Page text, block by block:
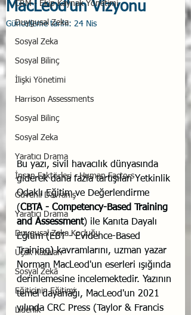
CRM - Ekip Kaynak Yönetimi
Duygusal Zeka
Sosyal Zeka
Sosyal Bilinç
İlişki Yönetimi
Harrison Assessments
Sosyal Bilinç
Sosyal Zeka
Yaratıcı Drama
İnsan Faktörleri - Human Factors
Güvenli Davranış
Yaratıcı Drama
Duygusal Zeka Koçluğu
Uçak Kazaları
Sosyal Zekâ
Eğiticinin Eğitimi
Liderlik
MacLeod'un Vizyonu
Güncelleme tarihi: 24 Nis
Bu yazı, sivil havacılık dünyasında
giderek daha fazla tartışılan Yetkinlik
Odaklı Eğitim ve Değerlendirme
(CBTA - Competency-Based Training
and Assessment) ile Kanıta Dayalı
Eğitim (EBT - Evidence-Based
Training) kavramlarını, uzman yazar
Norman MacLeod'un eserleri ışığında
derinlemesine incelemektedir. Yazının
temel dayanağı, MacLeod'un 2021
yılında CRC Press (Taylor & Francis